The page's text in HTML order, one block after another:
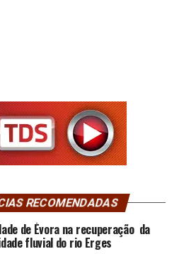
RECOMENDADAS
de Évora na recuperação da
fluvial do rio Erges